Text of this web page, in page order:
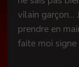
vilain garçon...
prendre en
faite moi signe